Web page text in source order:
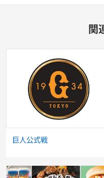
関
巨人公式戦